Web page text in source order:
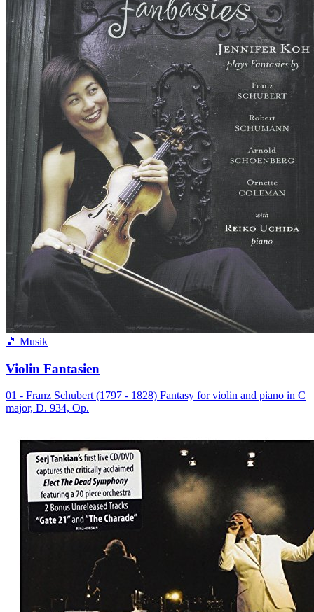
🎵 Musik
Violin Fantasien
01 - Franz Schubert (1797 - 1828) Fantasy for violin and piano in C
major, D. 934, Op.